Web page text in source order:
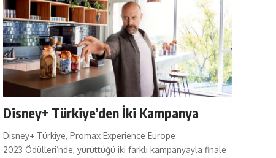
Disney+ Türkiye’den İki Kampanya
Disney+ Türkiye, Promax Experience Europe
2023 Ödülleri’nde, yürüttüğü iki farklı kampanyayla finale